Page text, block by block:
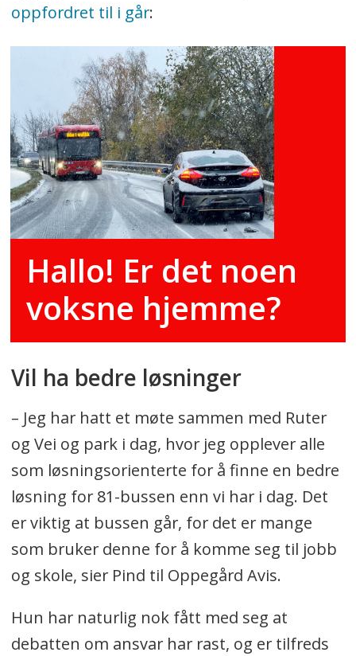
oppfordret til i går:
Hallo! Er det noen
voksne hjemme?
Vil ha bedre løsninger
– Jeg har hatt et møte sammen med Ruter
og Vei og park i dag, hvor jeg opplever alle
som løsningsorienterte for å finne en bedre
løsning for 81-bussen enn vi har i dag. Det
er viktig at bussen går, for det er mange
som bruker denne for å komme seg til jobb
og skole, sier Pind til Oppegård Avis.
Hun har naturlig nok fått med seg at
debatten om ansvar har rast, og er tilfreds